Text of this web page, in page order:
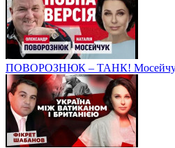
ПОВОРОЗНЮК – ТАНК!